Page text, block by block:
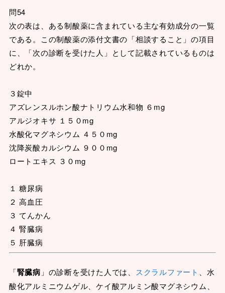
問54
次の表は、ある制酸薬に含まれている主な有効成分の一覧
である。この制酸薬の添付文書の「相談すること」の項目
に、「次の診断を受けた人」として記載されているものは
どれか。
３錠中
アズレンスルホン酸ナトリウム水和物 ６mg
アルジオキサ １５０mg
水酸化マグネシウム ４５０mg
沈降炭酸カルシウム ９００mg
ロートエキス ３０mg
１ 糖尿病
２ 高血圧
３ てんかん
４ 腎臓病
５ 肝臓病
「腎臓病 」の診断を受けた人では、 スクラルファート
、水
酸化アルミニウムゲル、ケイ酸アルミン酸マグネシウム、